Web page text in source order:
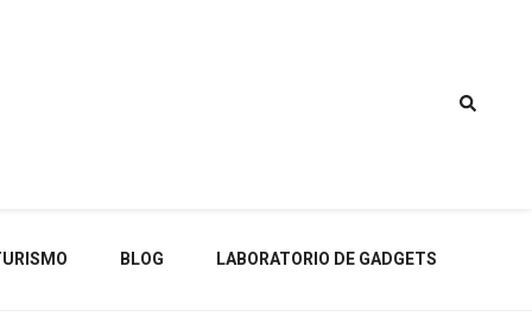
BLOG LABORATORIO DE GADGETS